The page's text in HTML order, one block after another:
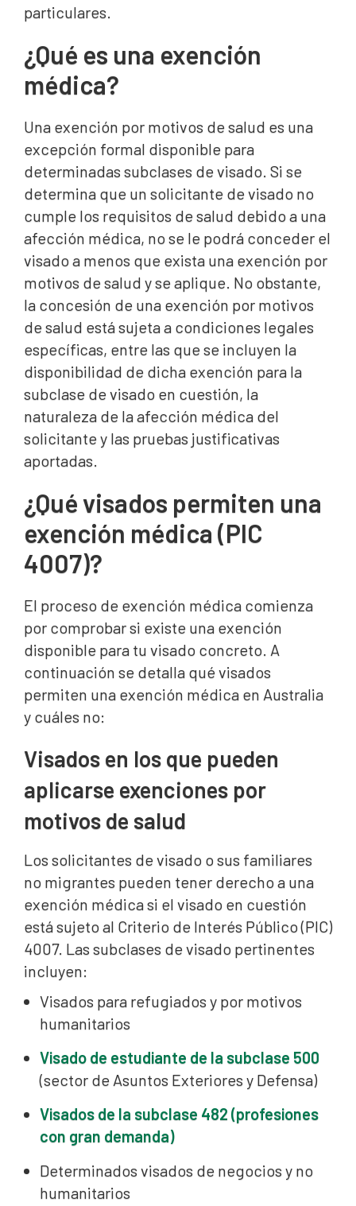
Preguntas frecuentes
particulares.
¿Qué es una exención
médica?
Una exención por motivos de salud es una
excepción formal disponible para
determinadas subclases de visado. Si se
determina que un solicitante de visado no
cumple los requisitos de salud debido a una
afección médica, no se le podrá conceder el
visado a menos que exista una exención por
motivos de salud y se aplique. No obstante,
la concesión de una exención por motivos
de salud está sujeta a condiciones legales
específicas, entre las que se incluyen la
disponibilidad de dicha exención para la
subclase de visado en cuestión, la
naturaleza de la afección médica del
solicitante y las pruebas justificativas
aportadas.
¿Qué visados permiten una
exención médica (PIC
4007)?
El proceso de exención médica comienza
por comprobar si existe una exención
disponible para tu visado concreto. A
continuación se detalla qué visados
permiten una exención médica en Australia
y cuáles no:
Visados en los que pueden
aplicarse exenciones por
motivos de salud
Los solicitantes de visado o sus familiares
no migrantes pueden tener derecho a una
exención médica si el visado en cuestión
está sujeto al Criterio de Interés Público (PIC)
4007. Las subclases de visado pertinentes
incluyen:
Visados para refugiados y por motivos
humanitarios
Visado de estudiante de la subclase 500
(sector de Asuntos Exteriores y Defensa)
Visados de la subclase 482 (profesiones
con gran demanda)
Determinados visados de negocios y no
humanitarios